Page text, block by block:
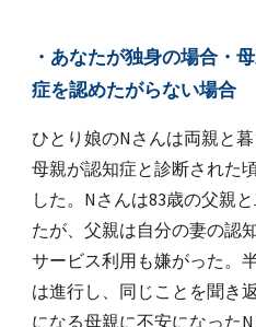
・あなたが独身の場合・
症を認めたがらない場合
ひとり娘のNさんは両親と
母親が認知症と診断された
した。Nさんは83歳の父親
たが、父親は自分の妻の認
サービス利用も嫌がった。
は進行し、同じことを聞き
になる母親に不安になった